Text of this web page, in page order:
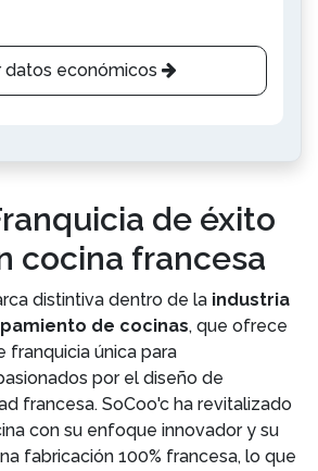
datos económicos
de éxito
cocina francesa
distintiva dentro de la industria
de cocinas, que ofrece
franquicia única para
por el diseño de
francesa. SoCoo'c ha revitalizado
con su enfoque innovador y su
fabricación 100% francesa, lo que